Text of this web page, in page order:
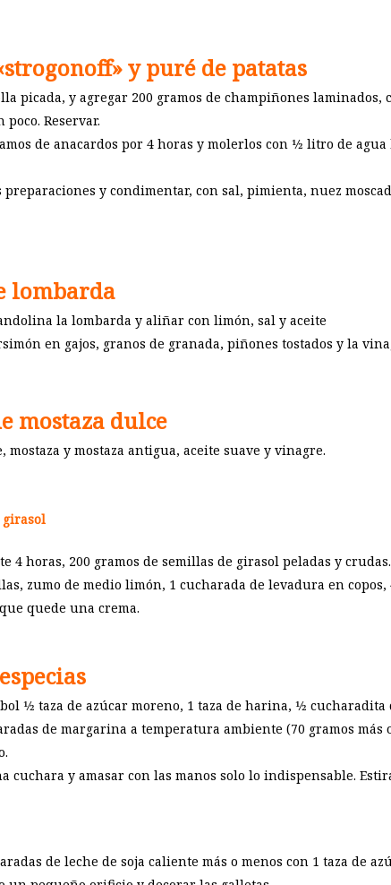
y puré de patatas
picada, y agregar 200 gramos de champiñones
Reservar.
de anacardos por 4 horas y molerlos con 1⁄2 litro de
preparaciones y condimentar, con sal, pimienta, nuez
lombarda
la lombarda y aliñar con limón, sal y aceite
en gajos, granos de granada, piñones tostados y la
mostaza dulce
mostaza y mostaza antigua, aceite suave y vinagre.
girasol
4 horas, 200 gramos de semillas de girasol peladas y crudas.
zumo de medio limón, 1 cucharada de levadura en
quede una crema.
1⁄2 taza de azúcar moreno, 1 taza de harina, 1⁄2
de margarina a temperatura ambiente (70 gramos más
cuchara y amasar con las manos solo lo indispensable.
de leche de soja caliente más o menos con 1 taza de